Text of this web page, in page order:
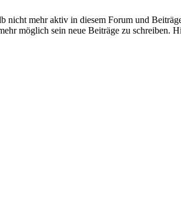
nicht mehr aktiv in diesem Forum und
möglich sein neue Beiträge zu schreiben.